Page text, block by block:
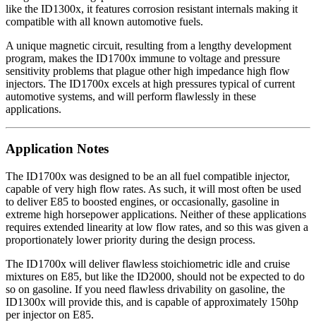
like the ID1300x, it features corrosion resistant internals making it
compatible with all known automotive fuels.
A unique magnetic circuit, resulting from a lengthy development
program, makes the ID1700x immune to voltage and pressure
sensitivity problems that plague other high impedance high flow
injectors. The ID1700x excels at high pressures typical of current
automotive systems, and will perform flawlessly in these
applications.
Application Notes
The ID1700x was designed to be an all fuel compatible injector,
capable of very high flow rates. As such, it will most often be used
to deliver E85 to boosted engines, or occasionally, gasoline in
extreme high horsepower applications. Neither of these applications
requires extended linearity at low flow rates, and so this was given a
proportionately lower priority during the design process.
The ID1700x will deliver flawless stoichiometric idle and cruise
mixtures on E85, but like the ID2000, should not be expected to do
so on gasoline. If you need flawless drivability on gasoline, the
ID1300x will provide this, and is capable of approximately 150hp
per injector on E85.